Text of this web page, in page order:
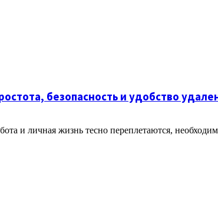
безопасность и удобство
и личная жизнь тесно переплетаются,